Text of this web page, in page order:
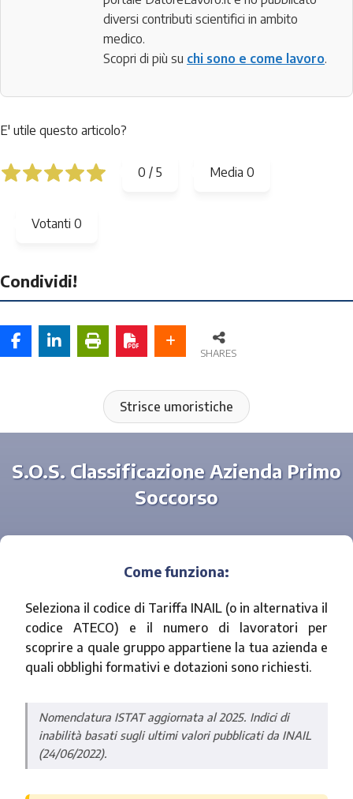
diversi contributi scientifici in ambito
medico.
Scopri di più su chi sono e come lavoro.
E' utile questo articolo?
0 / 5 Media 0
Votanti 0
Condividi!
SHARES
Strisce umoristiche
S.O.S. Classificazione Azienda Primo
Soccorso
Come funziona:
Seleziona il codice di Tariffa INAIL (o in alternativa il
codice ATECO) e il numero di lavoratori per
scoprire a quale gruppo appartiene la tua azienda e
quali obblighi formativi e dotazioni sono richiesti.
Nomenclatura ISTAT aggiornata al 2025. Indici di
inabilità basati sugli ultimi valori pubblicati da INAIL
(24/06/2022).